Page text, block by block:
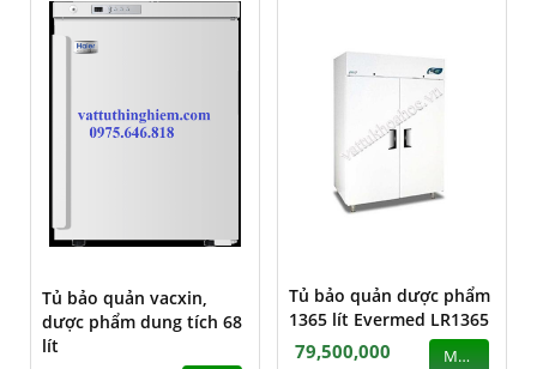
Tủ bảo quản vacxin,
dược phẩm dung tích 68
lít
Tủ bảo quản dược phẩm
1365 lít Evermed LR1365
79,500,000
MUA